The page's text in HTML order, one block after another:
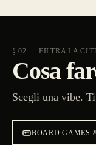
§ 02 — FILTRA LA
Cosa
Scegli una vibe.
BOARD GAMES